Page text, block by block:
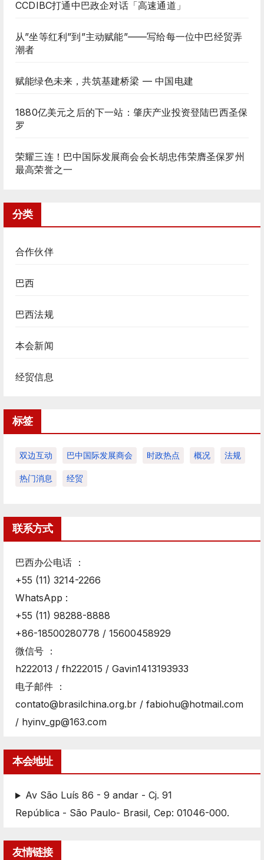
CCDIBC打通中巴政企对话「高速通道」
从”坐等红利”到”主动赋能”——写给每一位中巴经贸弄
潮者
赋能绿色未来，共筑基建桥梁 — 中国电建
1880亿美元之后的下一站：肇庆产业投资登陆巴西圣保
罗
荣耀三连！巴中国际发展商会会长胡忠伟荣膺圣保罗州
最高荣誉之一
分类
合作伙伴
巴西
巴西法规
本会新闻
经贸信息
标签
双边互动 巴中国际发展商会 时政热点 概况 法规
热门消息 经贸
联系方式
巴西办公电话 ：
+55 (11) 3214-2266
WhatsApp :
+55 (11) 98288-8888
+86-18500280778 / 15600458929
微信号 ：
h222013 / fh222015 / Gavin1413193933
电子邮件 ：
contato@brasilchina.org.br / fabiohu@hotmail.com
/ hyinv_gp@163.com
本会地址
Av São Luís 86 - 9 andar - Cj. 91
República - São Paulo- Brasil, Cep: 01046-000.
友情链接